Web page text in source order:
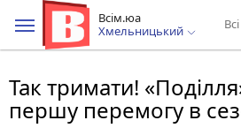
Всім.юа
Хмельницький
Так тримати!
першу перемогу в